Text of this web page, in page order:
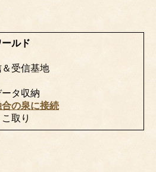
ルド
＆受信基地
ータ収納
の泉に接続
こ取り